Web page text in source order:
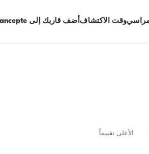
وقت الاكتشافأضف قاربك إلى Limancepte
الأعلى تقييماً